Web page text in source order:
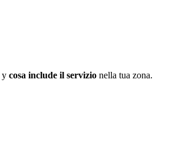
y cosa include il servizio nella tua zona.